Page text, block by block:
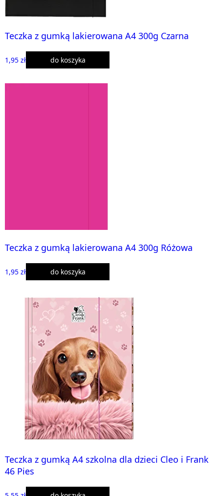
Teczka z gumką lakierowana A4 300g Czarna
1,95 zł do koszyka
Teczka z gumką lakierowana A4 300g Różowa
1,95 zł do koszyka
Teczka z gumką A4 szkolna dla dzieci Cleo i Frank
46 Pies